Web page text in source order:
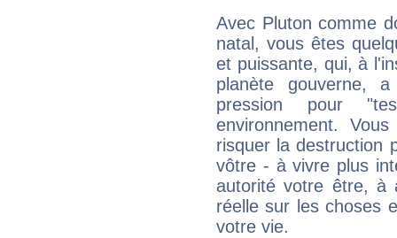
Avec Pluton comme
natal, vous êtes
et puissante, qui, à
planète gouverne,
pression pour
environnement.
risquer la destruction
vôtre - à vivre plus
autorité votre être, à
réelle sur les choses
votre vie.